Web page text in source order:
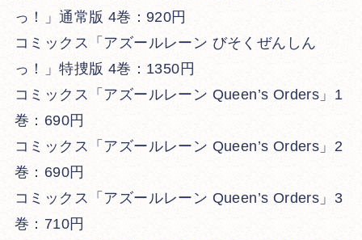
っ！」通常版 4巻：920円
コミックス「アズールレーン びそくぜんしん
っ！」特捜版 4巻：1350円
コミックス「アズールレーン Queen’s Orders」1
巻：690円
コミックス「アズールレーン Queen’s Orders」2
巻：690円
コミックス「アズールレーン Queen’s Orders」3
巻：710円